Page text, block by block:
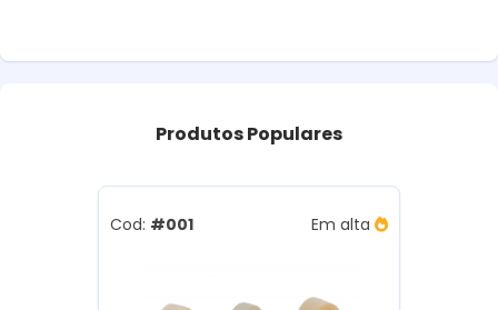
ProdutosPopulares
Cod: #001 Em alta